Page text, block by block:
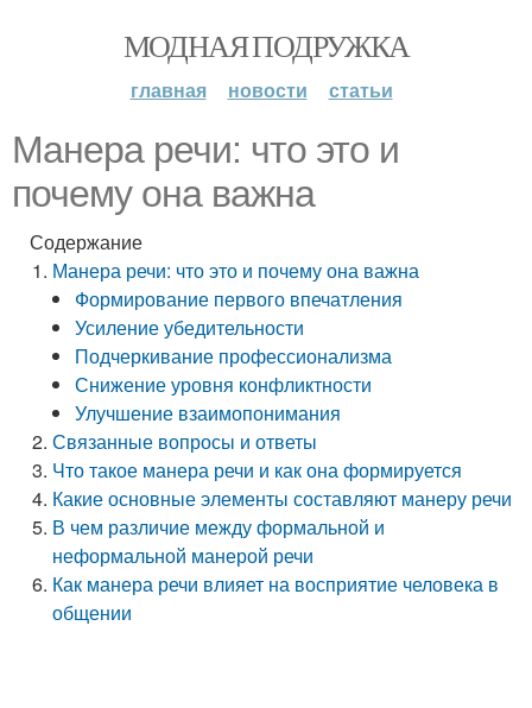
МОДНАЯ ПОДРУЖКА
главная новости статьи
Манера речи: что это и
почему она важна
Содержание
Манера речи: что это и почему она важна
Формирование первого впечатления
Усиление убедительности
Подчеркивание профессионализма
Снижение уровня конфликтности
Улучшение взаимопонимания
Связанные вопросы и ответы
Что такое манера речи и как она формируется
Какие основные элементы составляют манеру речи
В чем различие между формальной и
неформальной манерой речи
Как манера речи влияет на восприятие человека в
общении